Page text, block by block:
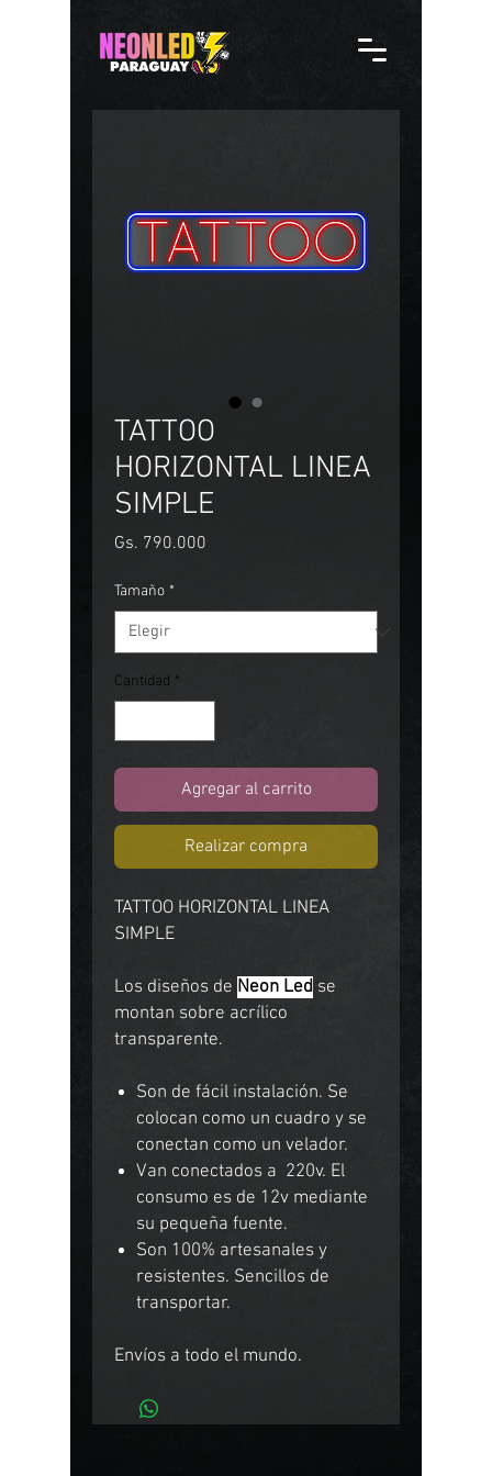
TATTOO
HORIZONTAL LINEA
SIMPLE
Gs. 790.000
Tamaño *
Cantidad *
Agregar al carrito
Realizar compra
TATTOO HORIZONTAL LINEA
SIMPLE
Los diseños de Neon Led se
montan sobre acrílico
transparente.
Son de fácil instalación. Se
colocan como un cuadro y se
conectan como un velador.
Van conectados a 220v. El
consumo es de 12v mediante
su pequeña fuente.
Son 100% artesanales y
resistentes. Sencillos de
transportar.
Envíos a todo el mundo.